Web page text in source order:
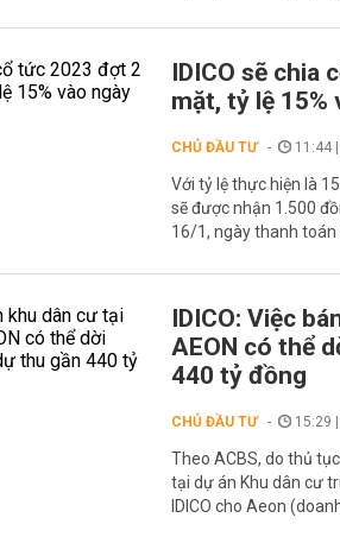
IDICO sẽ chia
mặt, tỷ lệ
CHỦ ĐẦU TƯ 11:44
Với tỷ lệ thực hiện là
sẽ được nhận 1.500
16/1, ngày thanh toán
IDICO: Việc
AEON có thể
440 tỷ đồng
CHỦ ĐẦU TƯ 15:29
Theo ACBS, do thủ
tại dự án Khu dân cư
IDICO cho Aeon